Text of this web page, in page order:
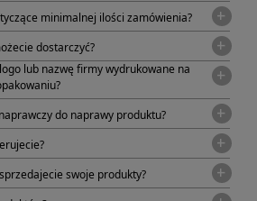
minimalnej ilości zamówienia?
dostarczyć?
lub nazwę firmy wydrukowane na
do naprawy produktu?
swoje produkty?